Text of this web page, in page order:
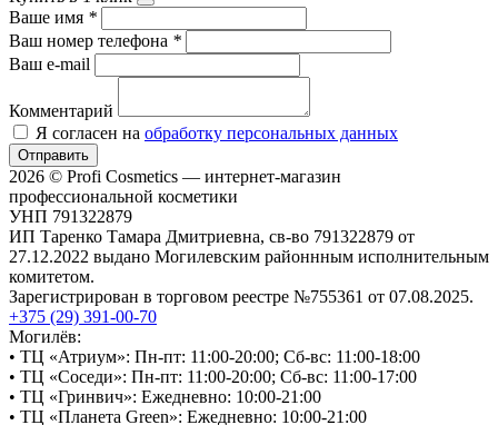
Ваше имя *
Ваш номер телефона *
Ваш e-mail
Комментарий
Я согласен на обработку персональных данных
Отправить
2026 © Profi Cosmetics — интернет-магазин
профессиональной косметики
УНП 791322879
ИП Таренко Тамара Дмитриевна, св-во 791322879 от
27.12.2022 выдано Могилевским районнным исполнительным
комитетом.
Зарегистрирован в торговом реестре №755361 от 07.08.2025.
+375 (29) 391-00-70
Могилёв:
• ТЦ «Атриум»: Пн-пт: 11:00-20:00; Сб-вс: 11:00-18:00
• ТЦ «Соседи»: Пн-пт: 11:00-20:00; Сб-вс: 11:00-17:00
• ТЦ «Гринвич»: Ежедневно: 10:00-21:00
• ТЦ «Планета Green»: Ежедневно: 10:00-21:00